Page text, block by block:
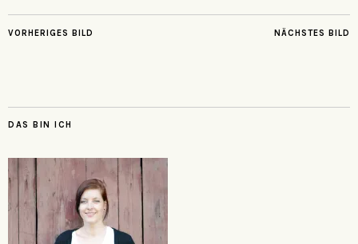
NÄCHSTES BILD
VORHERIGES BILD
DAS BIN ICH